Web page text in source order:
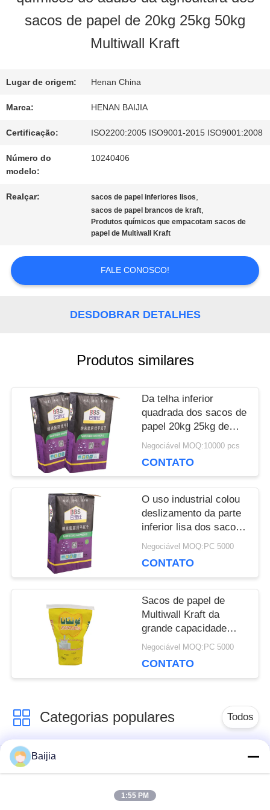
NÓS
DA
FÁBRICA
CONTROLE
QUALIDADE
CONTACTE-
NOS
MAPA
SITE
PRIVACY
POLICY
sacos de papel de 20kg 25kg 50kg
Multiwall Kraft
Lugar de origem: Henan China
Marca: HENAN BAIJIA
Certificação: ISO2200:2005 ISO9001-2015 ISO9001:2008
Número do
modelo:
10240406
Realçar: sacos de papel inferiores lisos,
sacos de papel brancos de kraft,
Produtos químicos que empacotam sacos de
papel de Multiwall Kraft
FALE CONOSCO!
DESDOBRAR DETALHES
Produtos similares
Da telha inferior
quadrada dos sacos de
papel 20kg 25kg de
Multiwall Kraft de 2/3
adesiva
Negociável MOQ:10000 pcs
CONTATO
O uso industrial colou
deslizamento da parte
inferior lisa dos sacos
da válvula o anti ou o
superfície da planície
Negociável MOQ:PC 5000
CONTATO
Sacos de papel de
Multiwall Kraft da
grande capacidade
impermeáveis para o
empacotamento
Negociável MOQ:PC 5000
CONTATO
Categorias populares Todos
Sacos de papel de
colados de Multiwall
da válvula
Baijia
1:55 PM